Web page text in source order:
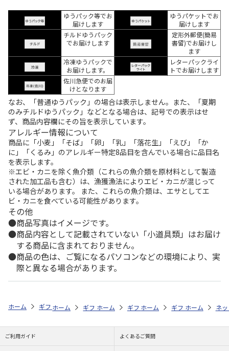
ゆうパック等でお
届けします
ゆうパケットでお
届けします
チルドゆうパック
でお届けします
定形外郵便(簡易
書留)でお届けし
ます
冷凍ゆうパックで
お届けします。
レターパックライ
トでお届けします
佐川急便でのお届
けとなります
なお、「普通ゆうパック」の場合は表示しません。また、「夏期
のみチルドゆうパック」などとなる場合は、記号での表示はせ
ず、商品内容欄にその旨を表示しています。
アレルギー情報について
商品に「小麦」「そば」「卵」「乳」「落花生」「えび」「か
に」「くるみ」のアレルギー特定8品目を含んでいる場合に品目名
を表示します。
※エビ・カニを除く魚介類（これらの魚介類を原材料として製造
された加工品も含む）は、漁獲漁法によりエビ・カニが混じって
いる場合があります。 また、これらの魚介類は、エサとしてエ
ビ・カニを食べている可能性があります。
その他
商品写真はイメージです。
商品内容として記載されていない「小道具類」はお届け
する商品に含まれておりません。
商品の色は、ご覧になるパソコンなどの環境により、実
際と異なる場合があります。
ホーム ギフトストア お中元・夏ギフト特集 2026 お菓子・スイーツ
ホーム ギフトストア お中元・夏ギフト特集 2026
ホーム ギフトストア お中元・夏ギフト
ホーム ギフトストア お
ホーム ネ
ご利用ガイド よくあるご質問